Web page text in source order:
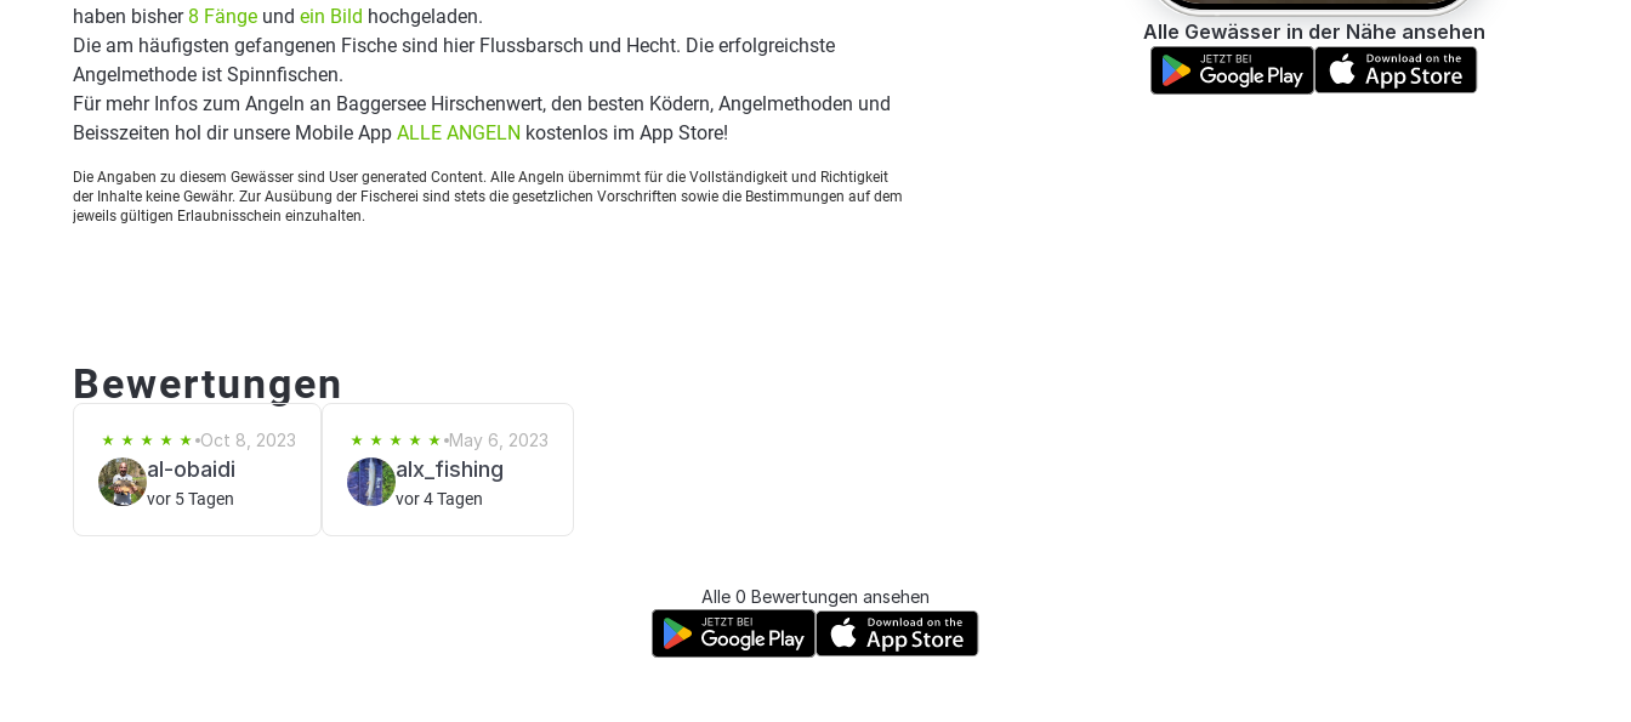
haben bisher 8 Fänge und ein Bild hochgeladen.
Die am häufigsten gefangenen Fische sind hier Flussbarsch und Hecht. Die erfolgreichste
Angelmethode ist Spinnfischen.
Für mehr Infos zum Angeln an Baggersee Hirschenwert, den besten Ködern, Angelmethoden und
Beisszeiten hol dir unsere Mobile App ALLE ANGELN kostenlos im App Store!
Die Angaben zu diesem Gewässer sind User generated Content. Alle Angeln übernimmt für die Vollständigkeit und Richtigkeit
der Inhalte keine Gewähr. Zur Ausübung der Fischerei sind stets die gesetzlichen Vorschriften sowie die Bestimmungen auf dem
jeweils gültigen Erlaubnisschein einzuhalten.
Alle Gewässer in der Nähe ansehen
Bewertungen
Oct 8, 2023
al-obaidi
vor 5 Tagen
May 6, 2023
alx_fishing
vor 4 Tagen
Alle 0 Bewertungen ansehen